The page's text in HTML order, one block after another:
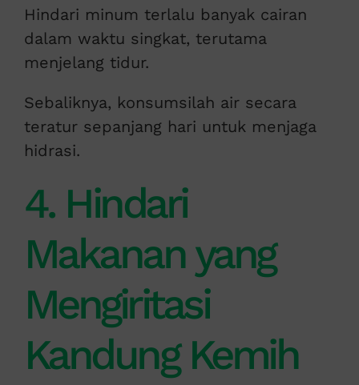
Hindari minum terlalu banyak cairan
dalam waktu singkat, terutama
menjelang tidur.
Sebaliknya, konsumsilah air secara
teratur sepanjang hari untuk menjaga
hidrasi.
4. Hindari
Makanan yang
Mengiritasi
Kandung Kemih